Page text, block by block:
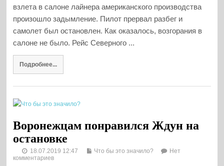
взлета в салоне лайнера американского производства
произошло задымление. Пилот прервал разбег и
самолет был остановлен. Как оказалось, возгорания в
салоне не было. Рейс Северного ...
Подробнее...
Воронежцам понравился Ждун на
остановке
18.07.2019 12:47 Что бы это значило?
Нет
комментариев